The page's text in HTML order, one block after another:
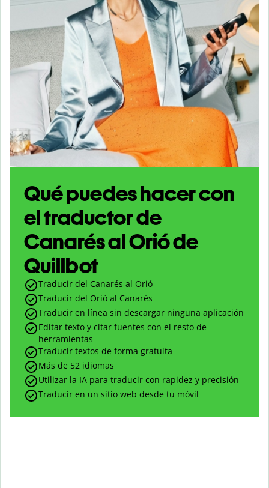
Qué puedes hacer con
el traductor de
Canarés al Orió de
Quillbot
Traducir del Canarés al Orió
Traducir del Orió al Canarés
Traducir en línea sin descargar ninguna aplicación
Editar texto y citar fuentes con el resto de
herramientas
Traducir textos de forma gratuita
Más de 52 idiomas
Utilizar la IA para traducir con rapidez y precisión
Traducir en un sitio web desde tu móvil